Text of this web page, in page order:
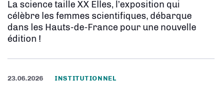
La science taille XX Elles, l’exposition qui
célèbre les femmes scientifiques, débarque
dans les Hauts-de-France pour une nouvelle
édition !
23.06.2026 INSTITUTIONNEL